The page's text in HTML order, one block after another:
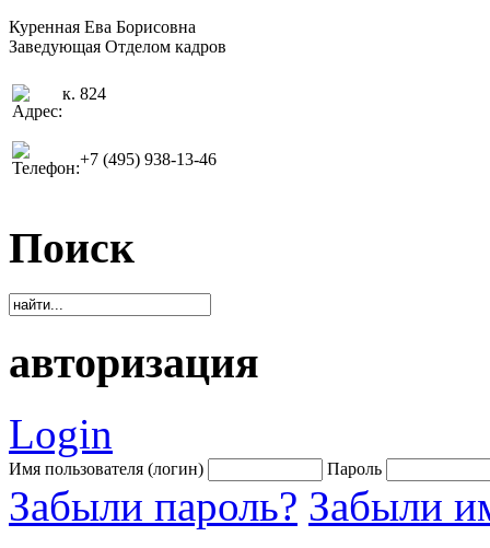
Куренная Ева Борисовна
Заведующая Отделом кадров
к. 824
+7 (495) 938-13-46
Поиск
авторизация
Login
Имя пользователя (логин) Пароль
Забыли пароль? Забыли